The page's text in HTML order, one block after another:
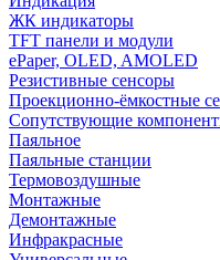
ЖК индикаторы
TFT панели и модули
ePaper, OLED, AMOLED
Резистивные сенсоры
Проекционно-ёмкостные
Сопутствующие
Паяльное
Паяльные станции
Термовоздушные
Монтажные
Демонтажные
Инфракрасные